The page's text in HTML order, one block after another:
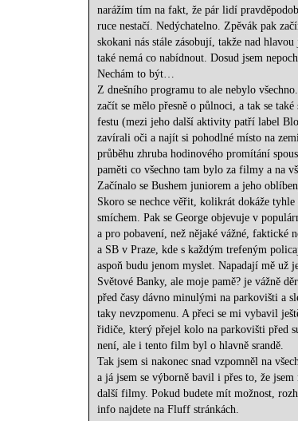
narážím tím na fakt, že pár lidí
ruce nestačí. Nedýchatelno. Zpěvák pak
skokani nás stále zásobují, takže nad
také nemá co nabídnout. Dosud jsem
Nechám to být…
Z dnešního programu to ale nebylo
začít se mělo přesně o půlnoci, a tak se
festu (mezi jeho další aktivity patří label
zavírali oči a najít si pohodlné místo na
průběhu zhruba hodinového promítání
paměti co všechno tam bylo za filmy a na
Začínalo se Bushem juniorem a jeho
Skoro se nechce věřit, kolikrát dokáže
smíchem. Pak se George objevuje v
a pro pobavení, než nějaké vážné,
a SB v Praze, kde s každým trefeným
aspoň budu jenom myslet. Napadají mě už
Světové Banky, ale moje pamě? je vážně
před časy dávno minulými na parkovišti a
taky nevzpomenu. A přeci se mi vybavil
řidiče, který přejel kolo na parkovišti před
není, ale i tento film byl o hlavně srandě.
Tak jsem si nakonec snad vzpomněl na
a já jsem se výborně bavil i přes to, že
další filmy. Pokud budete mít možnost,
info najdete na Fluff stránkách.